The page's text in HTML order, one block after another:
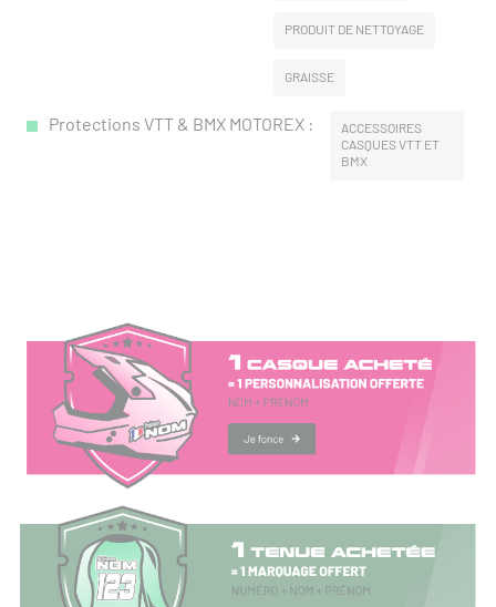
PRODUIT DE NETTOYAGE
GRAISSE
Protections VTT & BMX MOTOREX :
ACCESSOIRES
CASQUES VTT ET
BMX